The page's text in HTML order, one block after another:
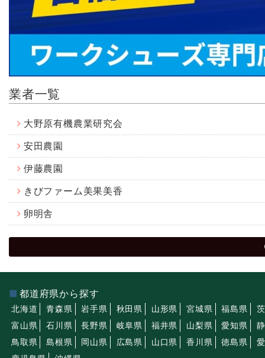
業者一覧
大野原有機農業研究会
安田農園
伊藤農園
きびファーム美果美香
卵明舎
都道府県から探す
北海道 青森県 岩手県 秋田県 山形県 宮城県 福島県
富山県
石川県 長野県 岐阜県 福井県 山梨県 愛知県
鳥取県
島根県 岡山県 広島県 山口県 香川県 徳島県